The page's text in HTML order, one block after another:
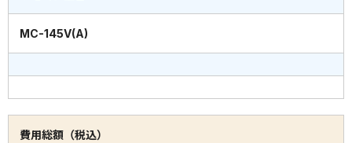
MC-145V(A)
費用総額（税込）